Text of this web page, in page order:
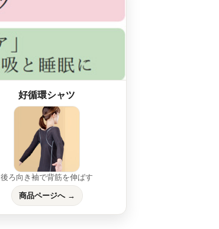
好循環シャツ
後ろ向き袖で背筋を伸ばす
商品ページへ →